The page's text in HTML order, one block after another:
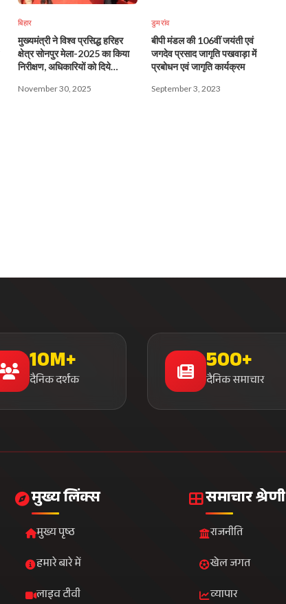
बिहार
मुख्यमंत्री ने विश्व प्रसिद्ध हरिहर
क्षेत्र सोनपुर मेला-2025 का किया
निरीक्षण, अधिकारियों को दिये
November 30, 2025
डुमरांव
बीपी मंडल की 106वीं जयंती एवं
जगदेव प्रसाद जागृति पखवाड़ा में
प्रबोधन एवं जागृति कार्यक्रम
September 3, 2023
10M+
दैनिक दर्शक
500+
दैनिक समाचार
मुख्य लिंक्स
मुख्य पृष्ठ
हमारे बारे में
लाइव टीवी
समाचार श्रेणी
राजनीति
खेल जगत
व्यापार